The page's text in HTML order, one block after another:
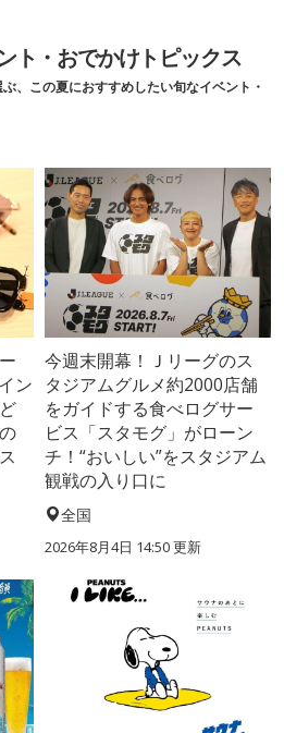
ト・おでかけトピックス
、この夏におすすめしたい旬なイベント・
ン
今週末開幕！Ｊリーグのス
タジアムグルメ約2000店舗
をガイドする食べログサー
ビス「スタモグ」がローン
チ！“おいしい”をスタジアム
観戦の入り口に
全国
2026年8月4日 14:50更新